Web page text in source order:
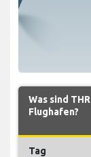
Was sind
Flughafen?
Tag